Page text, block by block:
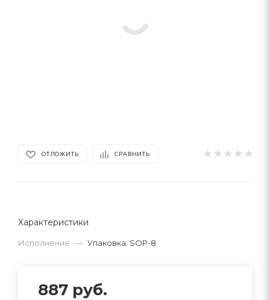
ОТЛОЖИТЬ СРАВНИТЬ
Характеристики
Исполнение — Упаковка: SOP-8
887 руб.